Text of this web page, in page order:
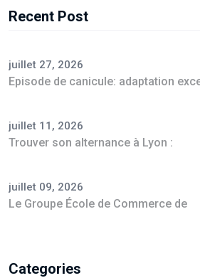
Recent Post
juillet 27, 2026
Episode de canicule: adaptation
juillet 11, 2026
Trouver son alternance à Lyon :
juillet 09, 2026
Le Groupe École de Commerce de
Categories